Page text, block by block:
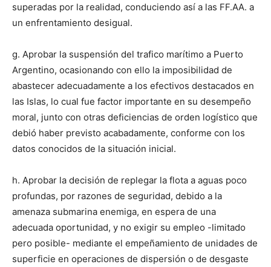
superadas por la realidad, conduciendo así a las FF.AA. a
un enfrentamiento desigual.
g. Aprobar la suspensión del trafico marítimo a Puerto
Argentino, ocasionando con ello la imposibilidad de
abastecer adecuadamente a los efectivos destacados en
las Islas, lo cual fue factor importante en su desempeño
moral, junto con otras deficiencias de orden logístico que
debió haber previsto acabadamente, conforme con los
datos conocidos de la situación inicial.
h. Aprobar la decisión de replegar la flota a aguas poco
profundas, por razones de seguridad, debido a la
amenaza submarina enemiga, en espera de una
adecuada oportunidad, y no exigir su empleo -limitado
pero posible- mediante el empeñamiento de unidades de
superficie en operaciones de dispersión o de desgaste